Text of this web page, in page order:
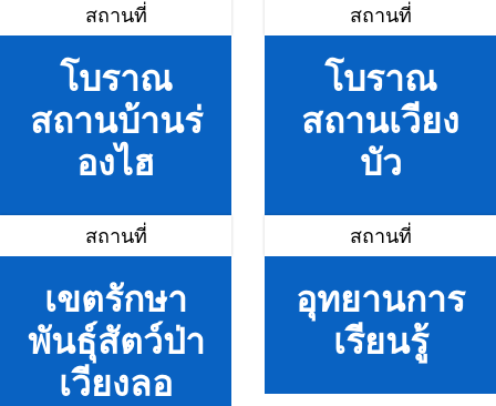
สถานที่
โบราณ
สถานบ้านร่
องไฮ
สถานที่
โบราณ
สถานเวียง
บัว
สถานที่
เขตรักษา
พันธุ์สัตว์ป่า
เวียงลอ
สถานที่
อุทยานการ
เรียนรู้